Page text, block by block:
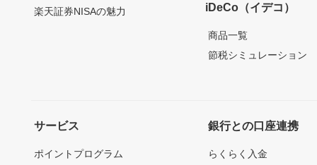
楽天証券NISAの魅力
iDeCo（イデコ）
商品一覧
節税シミュレーション
サービス
ポイントプログラム
銀行との口座連携
らくらく入金